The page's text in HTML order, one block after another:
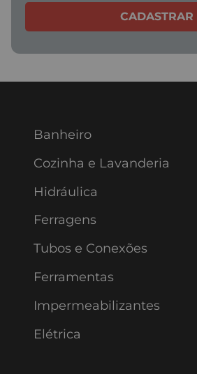
CADASTRAR
Banheiro
Cozinha e Lavanderia
Hidráulica
Ferragens
Tubos e Conexões
Ferramentas
Impermeabilizantes
Elétrica